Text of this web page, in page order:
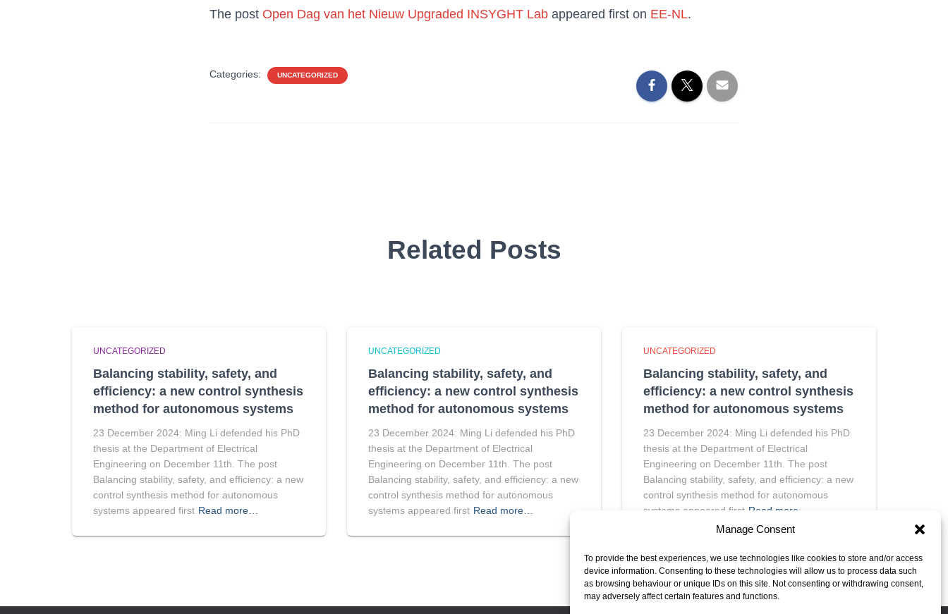
Manage Consent
To provide the best experiences, we use technologies like cookies to store and/or access
device information. Consenting to these technologies will allow us to process data such
as browsing behaviour or unique IDs on this site. Not consenting or withdrawing consent,
may adversely affect certain features and functions.
The post Open Dag van het Nieuw Upgraded INSYGHT Lab appeared first on EE-NL.
Categories: UNCATEGORIZED
Related Posts
UNCATEGORIZED
Balancing stability, safety, and
efficiency: a new control synthesis
method for autonomous systems
23 December 2024: Ming Li defended his PhD
thesis at the Department of Electrical
Engineering on December 11th. The post
Balancing stability, safety, and efficiency: a new
control synthesis method for autonomous
systems appeared first Read more…
UNCATEGORIZED
Balancing stability, safety, and
efficiency: a new control synthesis
method for autonomous systems
23 December 2024: Ming Li defended his PhD
thesis at the Department of Electrical
Engineering on December 11th. The post
Balancing stability, safety, and efficiency: a new
control synthesis method for autonomous
systems appeared first Read more…
UNCATEGORIZED
Balancing stability, safety, and
efficiency: a new control synthesis
method for autonomous systems
23 December 2024: Ming Li defended his PhD
thesis at the Department of Electrical
Engineering on December 11th. The post
Balancing stability, safety, and efficiency: a new
control synthesis method for autonomous
systems appeared first Read more…